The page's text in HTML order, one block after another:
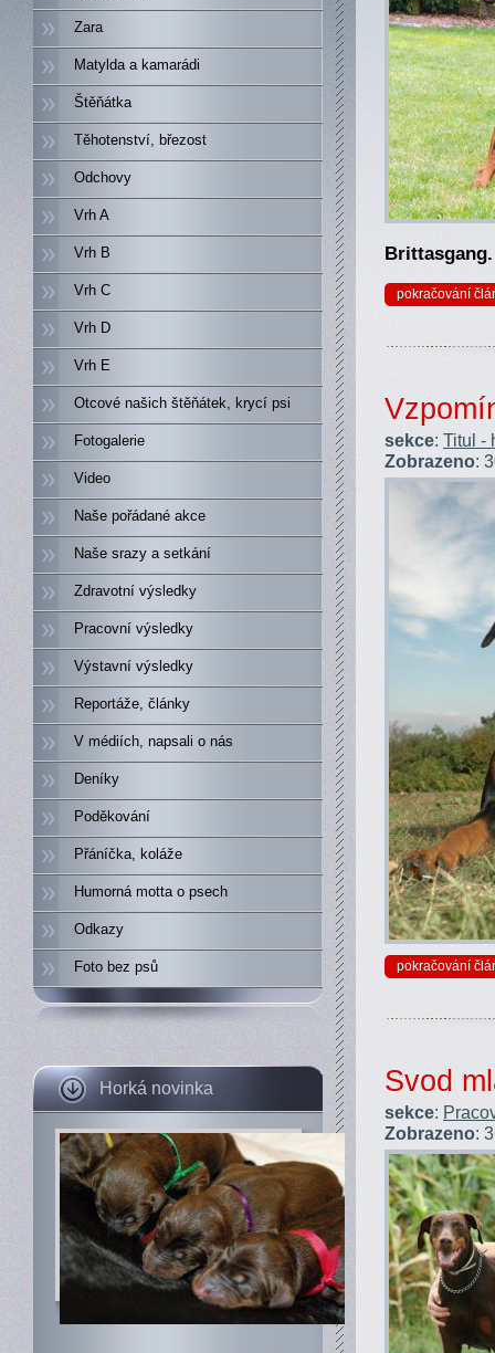
Zara
Matylda a kamarádi
Štěňátka
Těhotenství, březost
Odchovy
Vrh A
Vrh B
Vrh C
Vrh D
Vrh E
Otcové našich štěňátek, krycí psi
Fotogalerie
Video
Naše pořádané akce
Naše srazy a setkání
Zdravotní výsledky
Pracovní výsledky
Výstavní výsledky
Reportáže, články
V médiích, napsali o nás
Deníky
Poděkování
Přáníčka, koláže
Humorná motta o psech
Odkazy
Foto bez psů
Horká novinka
Brittasgang.
pokračování
sekce: Titul -
Zobrazeno:
pokračování
Svod
sekce:
Zobrazeno: